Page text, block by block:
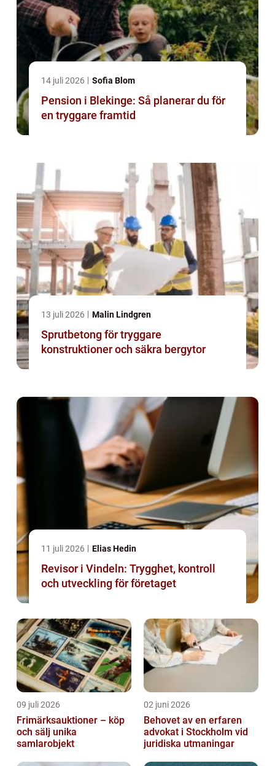
14 juli 2026 Sofia Blom
Pension i Blekinge: Så planerar du för
en tryggare framtid
13 juli 2026 Malin Lindgren
Sprutbetong för tryggare
konstruktioner och säkra bergytor
11 juli 2026 Elias Hedin
Revisor i Vindeln: Trygghet, kontroll
och utveckling för företaget
09 juli 2026
Frimärksauktioner – köp
och sälj unika
samlarobjekt
02 juni 2026
Behovet av en erfaren
advokat i Stockholm vid
juridiska utmaningar